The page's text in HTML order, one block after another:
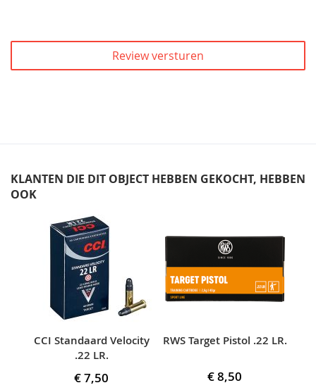
Review versturen
KLANTEN DIE DIT OBJECT HEBBEN GEKOCHT, HEBBEN
OOK
carousel
CCI Standaard Velocity
.22 LR.
€ 7,50
RWS Target Pistol .22 LR.
€ 8,50